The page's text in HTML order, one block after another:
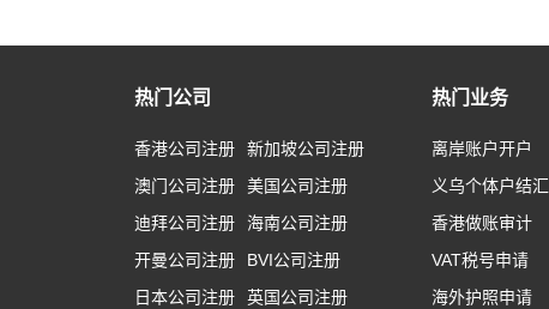
热门公司
香港公司注册
新加坡公司注册
澳门公司注册
美国公司注册
迪拜公司注册
海南公司注册
开曼公司注册
BVI公司注册
日本公司注册
英国公司注册
热门业务
离岸账户开户
义乌个体户结汇
香港做账审计
VAT税号申请
海外护照申请